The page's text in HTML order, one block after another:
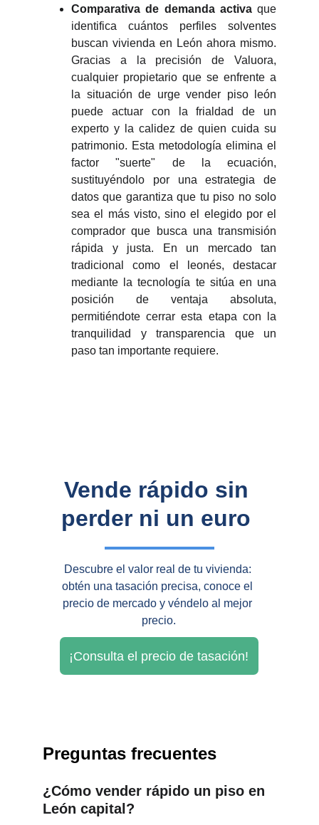
Comparativa de demanda activaque
identifica cuántos perfiles solventes
buscan vivienda en León ahora mismo.
Gracias a la precisión de Valuora,
cualquier propietario que se enfrente a
la situación de urge vender piso león
puede actuar con la frialdad de un
experto y la calidez de quien cuida su
patrimonio. Esta metodología elimina el
factor "suerte" de la ecuación,
sustituyéndolo por una estrategia de
datos que garantiza que tu piso no solo
sea el más visto, sino el elegido por el
comprador que busca una transmisión
rápida y justa. En un mercado tan
tradicional como el leonés, destacar
mediante la tecnología te sitúa en una
posición de ventaja absoluta,
permitiéndote cerrar esta etapa con la
tranquilidad y transparencia que un
paso tan importante requiere.
Vende rápido sin
perder ni un euro
¡Consulta el precio de tasación!
Descubre el valor real de tu vivienda:
obtén una tasación precisa, conoce el
precio de mercado y véndelo al mejor
precio.
Preguntas frecuentes
¿Cómo vender rápido un piso en
León capital?